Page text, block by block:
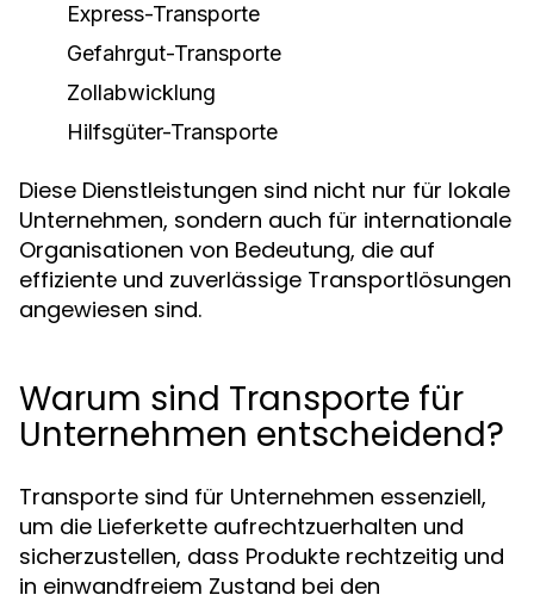
Express-Transporte
Gefahrgut-Transporte
Zollabwicklung
Hilfsgüter-Transporte
Diese Dienstleistungen sind nicht nur für lokale
Unternehmen, sondern auch für internationale
Organisationen von Bedeutung, die auf
effiziente und zuverlässige Transportlösungen
angewiesen sind.
Warum sind Transporte für
Unternehmen entscheidend?
Transporte sind für Unternehmen essenziell,
um die Lieferkette aufrechtzuerhalten und
sicherzustellen, dass Produkte rechtzeitig und
in einwandfreiem Zustand bei den